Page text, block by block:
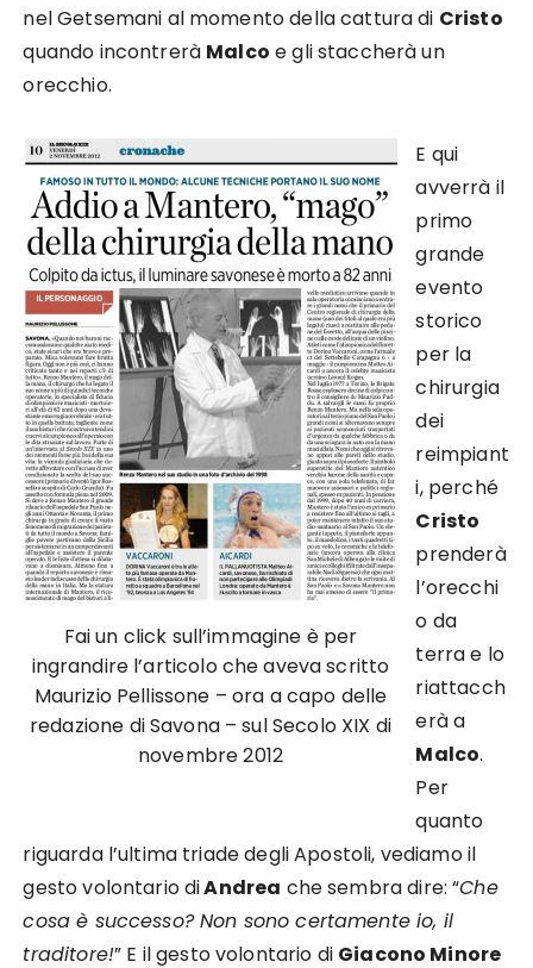
nel Getsemani al momento della cattura di Cristo
quando incontrerà Malco e gli staccherà un
orecchio.
Fai un click sull’immagine è per
ingrandire l’articolo che aveva scritto
Maurizio Pellissone – ora a capo delle
redazione di Savona – sul Secolo XIX di
novembre 2012
E qui
avverrà il
primo
grande
evento
storico
per la
chirurgia
dei
reimpiant
i, perché
Cristo
prenderà
l’orecchi
o da
terra e lo
riattacch
erà a
Malco.
Per
quanto
riguarda l’ultima triade degli Apostoli, vediamo il
gesto volontario diAndrea che sembra dire: “Che
cosa è successo? Non sono certamente io, il
traditore!” E il gesto volontario di Giacono Minore